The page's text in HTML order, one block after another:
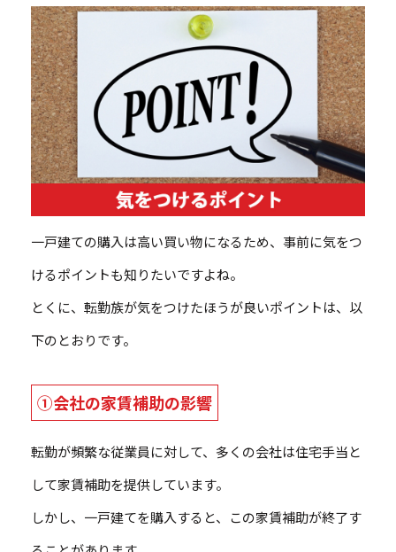
一戸建ての購入は高い買い物になるため、事前に気をつ
けるポイントも知りたいですよね。
とくに、転勤族が気をつけたほうが良いポイントは、以
下のとおりです。
①会社の家賃補助の影響
転勤が頻繁な従業員に対して、多くの会社は住宅手当と
して家賃補助を提供しています。
しかし、一戸建てを購入すると、この家賃補助が終了す